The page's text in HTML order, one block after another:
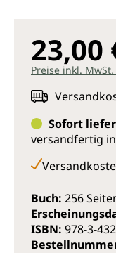
vom Frühstück
Küchenpraxis:
einfachen
richtig gesund.
und Therapien
ein paar Kilos
erfahrenen
23,00
Preise inkl.
Sofort
versandfertig
Buch: 256
ISBN: 978-3-